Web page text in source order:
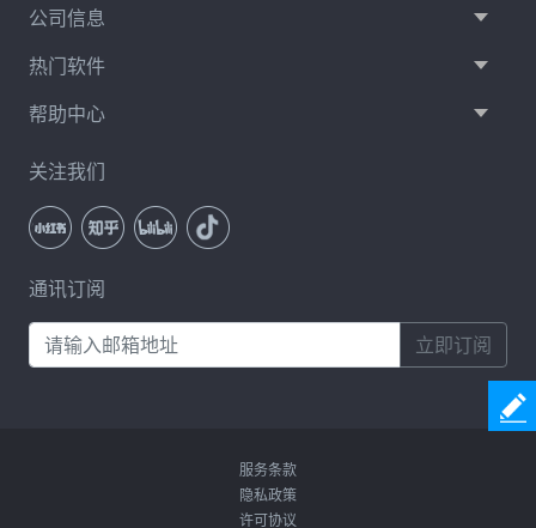
公司信息
热门软件
帮助中心
关注我们
通讯订阅
立即订阅
服务条款
隐私政策
许可协议